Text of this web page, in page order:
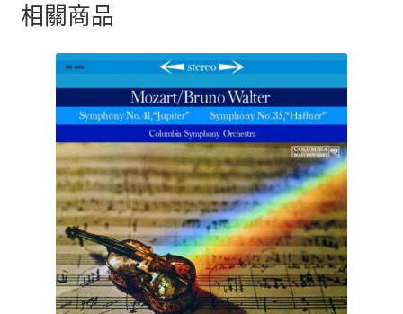
相關商品